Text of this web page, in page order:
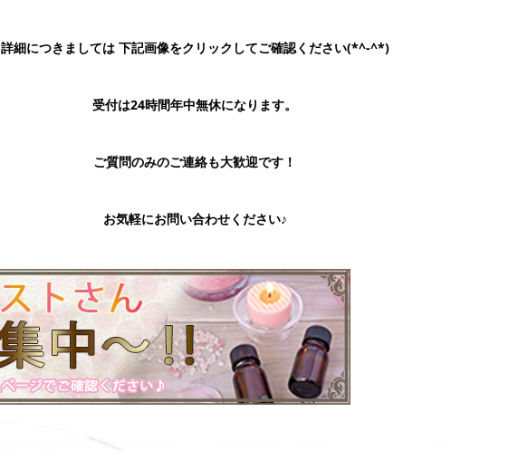
詳細につきましては 下記画像をクリックしてご確認ください(*^-^*)
受付は24時間年中無休になります。
ご質問のみのご連絡も大歓迎です！
お気軽にお問い合わせください♪